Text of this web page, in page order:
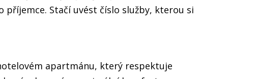
Stačí uvést číslo služby, kterou si
apartmánu, který respektuje